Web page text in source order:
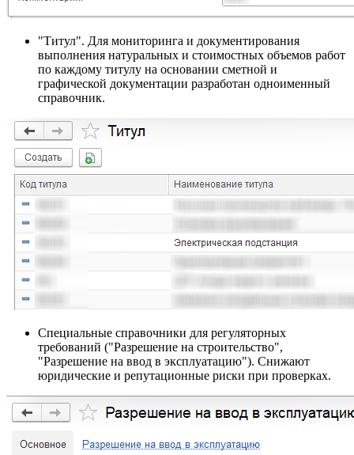
"Титул". Для мониторинга и документирования
выполнения натуральных и стоимостных объемов работ
по каждому титулу на основании сметной и
графической документации разработан одноименный
справочник.
Специальные справочники для регуляторных
требований ("Разрешение на строительство",
"Разрешение на ввод в эксплуатацию"). Снижают
юридические и репутационные риски при проверках.